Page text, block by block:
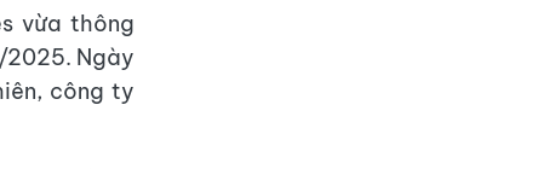
vừa thông
Ngày
công ty